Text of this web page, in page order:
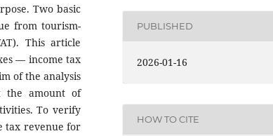
Two basic
from tourism-
This article
— income tax
of the analysis
the amount of
To verify
tax revenue for
PUBLISHED
2026-01-16
HOW TO CITE